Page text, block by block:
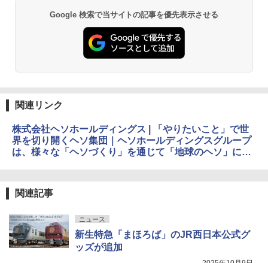
Google 検索で当サイトの記事を優先表示させる
関連リンク
株式会社ヘソホールディングス | 「やりたいこと」で世
界を切り開くヘソ集団｜ヘソホールディングスグループ
は、様々な「ヘソづくり」を通じて「地球のヘソ」にな
関連記事
ニュース
新生特急「まほろば」のJR西日本公式グ
ッズが追加